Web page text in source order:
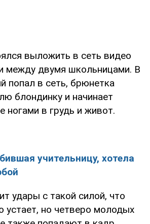
выложить в сеть видео
между двумя школьницами. В
попал в сеть, брюнетка
блондинку и начинает
ногами в грудь и живот.
учительницу, хотела
удары с такой силой, что
устает, но четверо молодых